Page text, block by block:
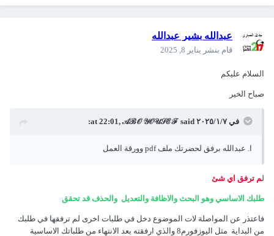
عبدالله بشير عبدالله
قام بنشر يناير 8, 2025
السلام عليكم
صباح الخير
في ٧‏/١‏/٢٠٢٥ at 22:01, 𝒜ℬ𝒪 𝒴𝒪𝒰𝒮ℰℱsaid:
ا. عبدالله برفق لحضرتك ملف pdf وورقة العمل
م ترفق اي شئ
طلبك الاساسي وهو البحث والاظافة والتعديل والحذف قد تحقق
فاعتذر عن المواصلة لات الموضوع دخل في طلبات اخرى لم ترفقها في طلبك
من البداية مثل اليوزفورم8 والذي ارفقته بعد الانتهاء من طلباتك الاساسية